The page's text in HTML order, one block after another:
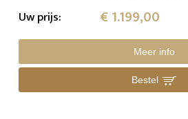
Uw prijs: € 1.199,00
Meer info
Bestel